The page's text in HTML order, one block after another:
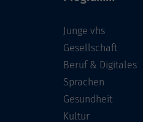
Junge vhs
Gesellschaft
Beruf & Digitales
Sprachen
Gesundheit
Kultur